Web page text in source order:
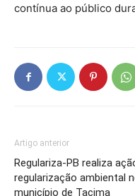
contínua ao público
Artigo anterior
Regulariza-PB realiza
regularização ambiental
município de Tacima